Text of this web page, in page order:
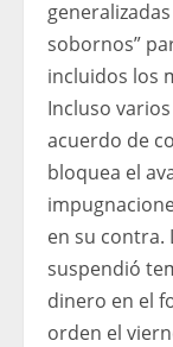
sobornos”
incluidos los
Incluso
acuerdo de
bloquea el
en su contra.
suspendió
dinero en el
orden el